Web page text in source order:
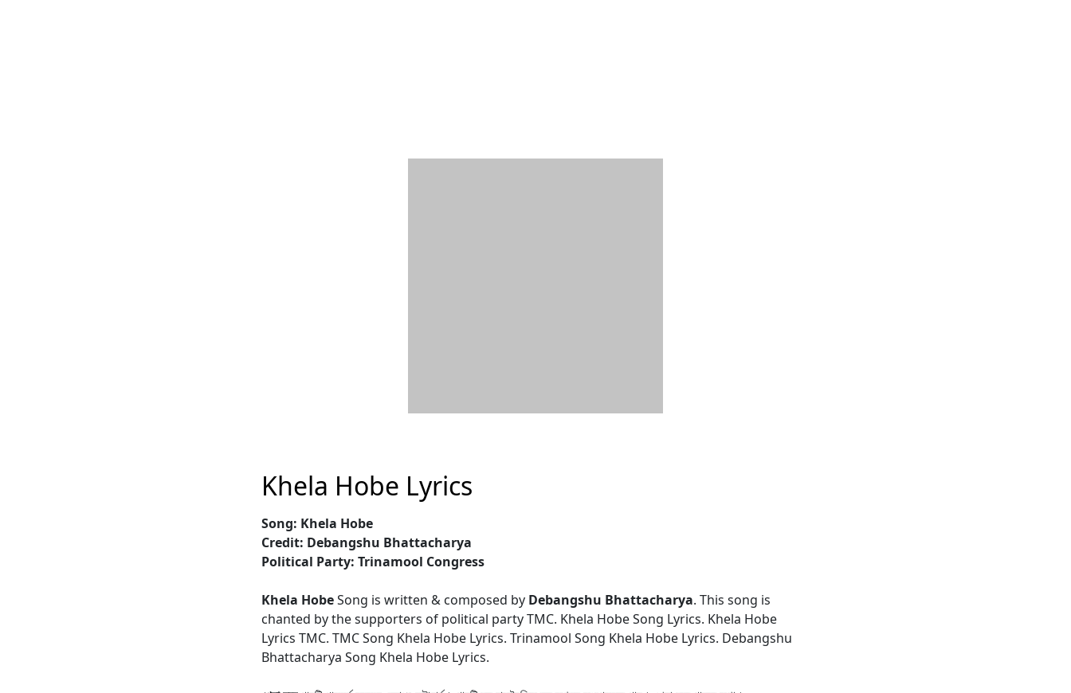
Khela Hobe Lyrics
Song: Khela Hobe
Credit: Debangshu Bhattacharya
Political Party: Trinamool Congress
Khela HobeSong is written & composed by Debangshu Bhattacharya. This song is
chanted by the supporters of political party TMC. Khela Hobe Song Lyrics. Khela Hobe
Lyrics TMC. TMC Song Khela Hobe Lyrics. Trinamool Song Khela Hobe Lyrics. Debangshu
Bhattacharya Song Khela Hobe Lyrics.